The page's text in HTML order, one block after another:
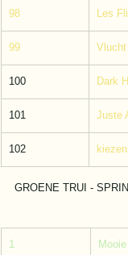
98 Les
99
100 Dark
101 Juste
102
GROENE TRUI -
1